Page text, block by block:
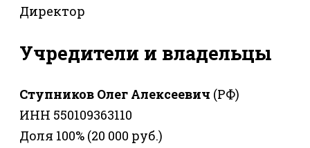
Директор
Учредители и владельцы
Ступников Олег Алексеевич (РФ)
ИНН 550109363110
Доля 100% (20 000 руб.)